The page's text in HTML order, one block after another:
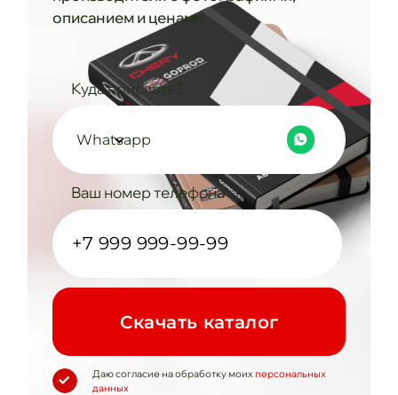
описанием и ценами
Куда прислать?
Whatsapp
Ваш номер телефона
Cкачать каталог
Даю согласие на обработку моих персональных
данных